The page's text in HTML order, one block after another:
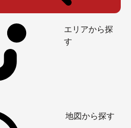
エリアから探
す
地図から探す